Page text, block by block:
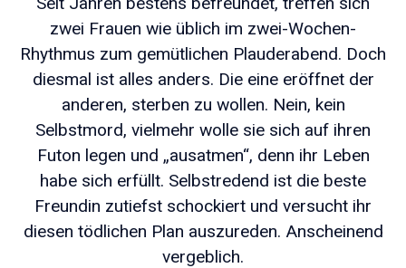
zwei Frauen wie üblich im zwei-Wochen-
Rhythmus zum gemütlichen Plauderabend. Doch
diesmal ist alles anders. Die eine eröffnet der
anderen, sterben zu wollen. Nein, kein
Selbstmord, vielmehr wolle sie sich auf ihren
Futon legen und „ausatmen“, denn ihr Leben
habe sich erfüllt. Selbstredend ist die beste
Freundin zutiefst schockiert und versucht ihr
diesen tödlichen Plan auszureden. Anscheinend
vergeblich.